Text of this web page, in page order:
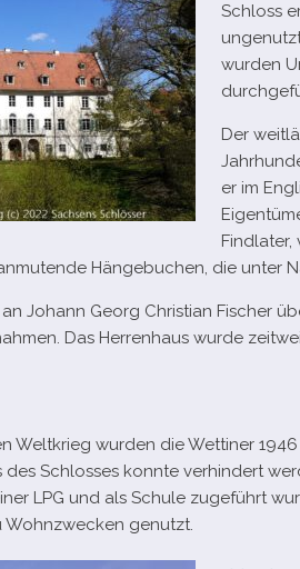
Schloss
wur­den
Der
er im
Hängebuchen, die unter
an Johann Georg Christian Fischer
Das Herrenhaus wurde
Weltkrieg wur­den die Wettiner
des Schlosses konnte ver­hin­dert
LPG und als Schule zuge­führt
Wohnzwecken genutzt.